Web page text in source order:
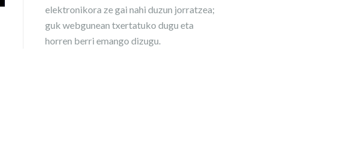
elektronikora ze gai nahi duzun jorratzea;
guk webgunean txertatuko dugu eta
horren berri emango dizugu.